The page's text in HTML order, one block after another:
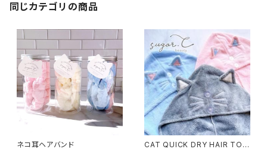
同じカテゴリの商品
ネコ耳ヘアバンド
CAT QUICK DRY HAIR TOW